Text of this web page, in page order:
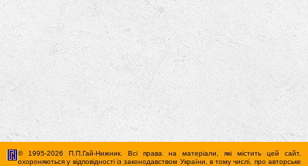
© 1995-2026 П.П.Гай-Нижник. Всі права на матеріали, які містить цей сайт,
охороняються у відповідності із законодавством України, в тому числі, про авторське